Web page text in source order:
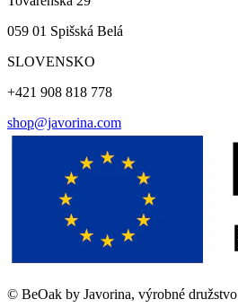
059 01 Spišská Belá
SLOVENSKO
+421 908 818 778
shop@javorina.com
© BeOak by Javorina, výrobné družstvo